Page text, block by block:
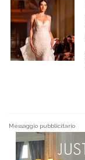
Messaggio pubblicitario